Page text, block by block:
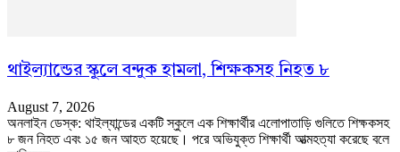
থাইল্যান্ডের স্কুলে বন্দুক হামলা, শিক্ষকসহ নিহত ৮
August 7, 2026
অনলাইন ডেস্ক: থাইল্যান্ডের একটি স্কুলে এক শিক্ষার্থীর এলোপাতাড়ি গুলিতে শিক্ষকসহ
৮ জন নিহত এবং ১৫ জন আহত হয়েছে। পরে অভিযুক্ত শিক্ষার্থী আত্মহত্যা করেছে বলে